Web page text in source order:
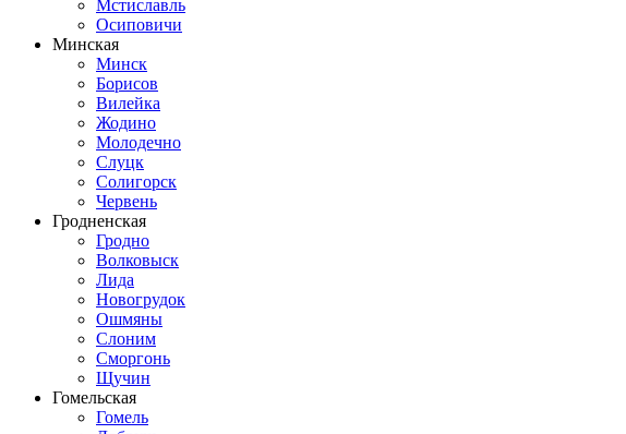
Мстиславль
Осиповичи
Минская
Минск
Борисов
Вилейка
Жодино
Молодечно
Слуцк
Солигорск
Червень
Гродненская
Гродно
Волковыск
Лида
Новогрудок
Ошмяны
Слоним
Сморгонь
Щучин
Гомельская
Гомель